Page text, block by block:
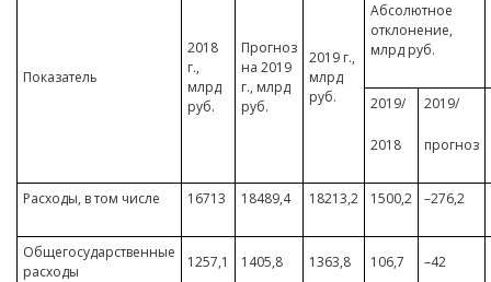
Показатель
2018
г.,
млрд
руб.
Прогноз
на 2019
г., млрд
руб.
2019 г.,
млрд
руб.
Абсолютное
отклонение,
млрд руб.
2019/
2018
2019/
прогноз
Расходы, в том числе 16713 18489,4 18213,2 1500,2 –276,2
Общегосударственные
расходы
1257,1 1405,8 1363,8 106,7 –42